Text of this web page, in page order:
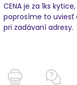
CENA je za 1ks
poprosíme to uviesť
pri zadávaní adresy.